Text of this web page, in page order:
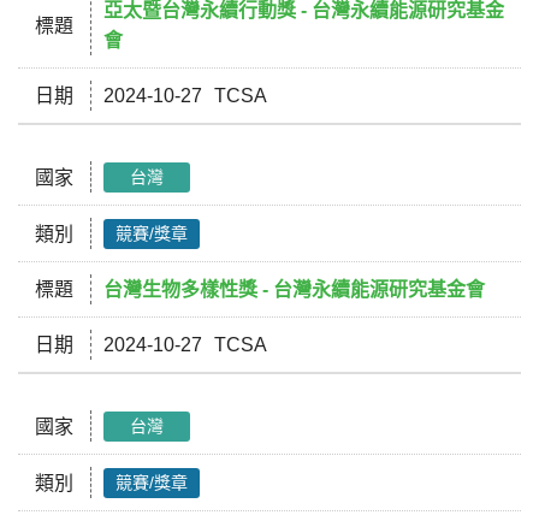
標題
亞太暨台灣永續行動獎 - 台灣永續能源研究基金
會
日期 2024-10-27 TCSA
國家 台灣
類別 競賽/獎章
標題 台灣生物多樣性獎 - 台灣永續能源研究基金會
日期 2024-10-27 TCSA
國家 台灣
類別 競賽/獎章